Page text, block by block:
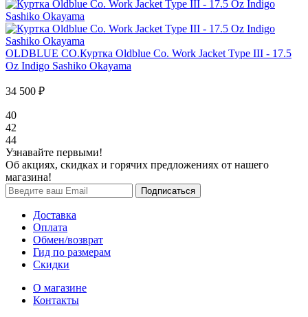
OLDBLUE CO.Куртка Oldblue Co. Work Jacket Type III - 17.5
Oz Indigo Sashiko Okayama
34 500 ₽
40
42
44
Узнавайте первыми!
Об акциях, скидках и горячих предложениях от нашего
магазина!
Доставка
Оплата
Обмен/возврат
Гид по размерам
Скидки
О магазине
Контакты